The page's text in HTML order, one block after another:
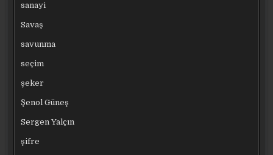
sanayi
Savaş
savunma
seçim
şeker
Şenol Güneş
Sergen Yalçın
şifre